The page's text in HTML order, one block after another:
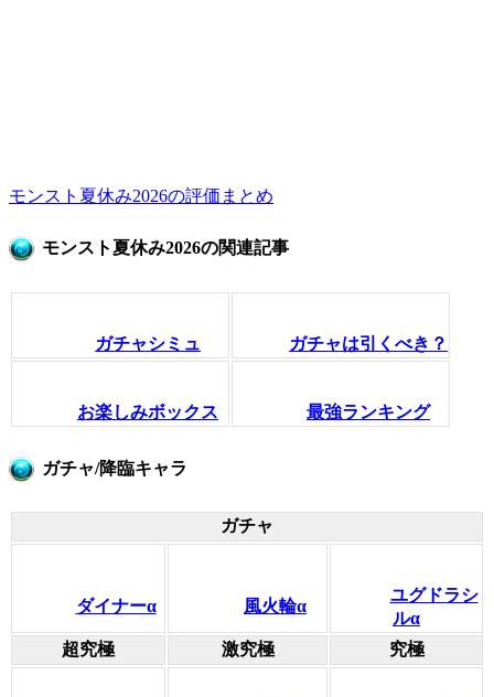
モンスト夏休み2026の評価まとめ
モンスト夏休み2026の関連記事
ガチャシミュ ガチャは引くべき？
お楽しみボックス 最強ランキング
ガチャ/降臨キャラ
ガチャ
ダイナーα 風火輪α
ユグドラシ
ルα
超究極
激究極 究極